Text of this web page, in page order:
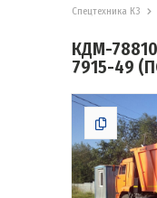
Спецтехника К3
КДМ-
7915-49